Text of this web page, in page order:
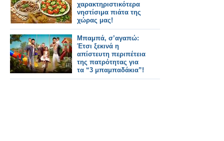
χαρακτηριστικότερα
νηστίσιμα πιάτα της
χώρας μας!
Μπαμπά, σ’αγαπώ:
Έτσι ξεκινά η
απίστευτη περιπέτεια
της πατρότητας για
τα “3 μπαμπαδάκια”!